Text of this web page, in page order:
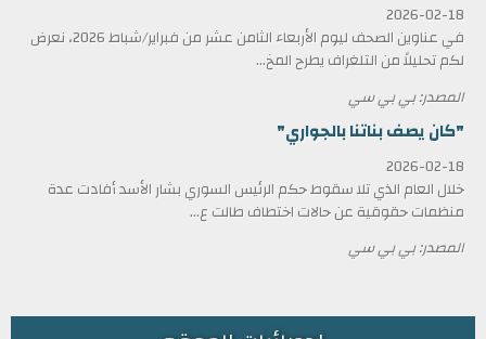
2026-02-18
في عناوين الصحف ليوم الأربعاء الثامن عشر من فبراير/شباط 2026، نعرض
لكم تحليلاً من التلغراف يطرح المخ...
المصدر: بي بي سي
"كان يصف بناتنا بالجواري"
2026-02-18
خلال العام الذي تلا سقوط حكم الرئيس السوري بشار الأسد أفادت عدة
منظمات حقوقية عن حالات اختطاف طالت ع...
المصدر: بي بي سي